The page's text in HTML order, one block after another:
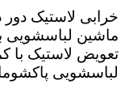
خرابی لاستیک
ماشین لباسشویی
تعویض لاستیک با
لباسشویی